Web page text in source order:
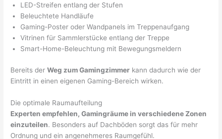
LED-Streifen entlang der Stufen
Beleuchtete Handläufe
Gaming-Poster oder Wandpanels im Treppenaufgang
Vitrinen für Sammlerstücke entlang der Treppe
Smart-Home-Beleuchtung mit Bewegungsmeldern
Bereits derWeg zum Gamingzimmer kann dadurch wie der
Eintritt in einen eigenen Gaming-Bereich wirken.
Die optimale Raumaufteilung
Experten empfehlen, Gamingräume in verschiedene Zonen
einzuteilen. Besonders auf Dachböden sorgt das für mehr
Ordnung und ein angenehmeres Raumgefühl.